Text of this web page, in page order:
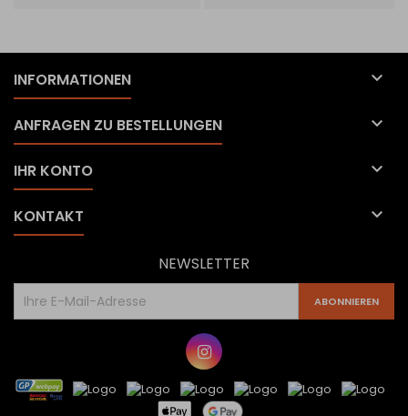
INFORMATIONEN 
ANFRAGEN ZU BESTELLUNGEN 
IHR KONTO 
KONTAKT 
NEWSLETTER